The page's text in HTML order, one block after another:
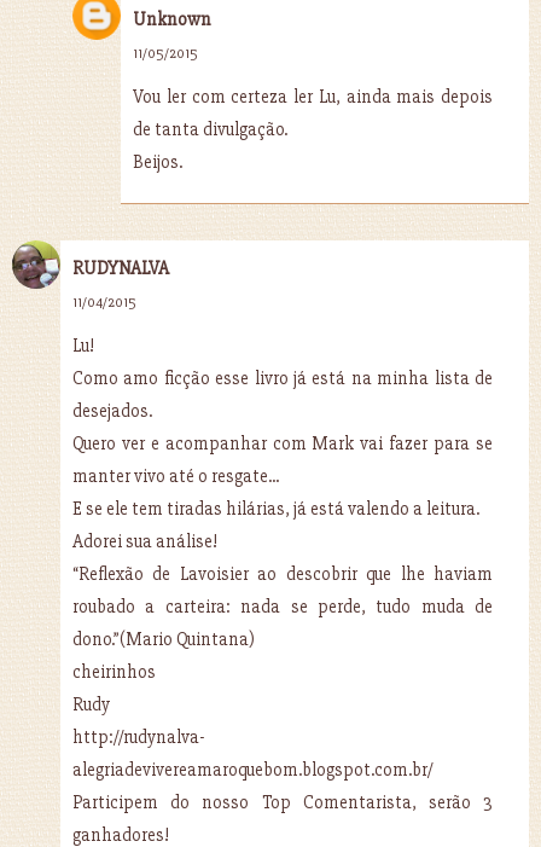
Unknown
11/05/2015
Vou ler com certeza ler Lu, ainda mais depois
de tanta divulgação.
Beijos.
RUDYNALVA
11/04/2015
Lu!
Como amo ficção esse livro já está na minha lista de
desejados.
Quero ver e acompanhar com Mark vai fazer para se
manter vivo até o resgate...
E se ele tem tiradas hilárias, já está valendo a leitura.
Adorei sua análise!
“Reflexão de Lavoisier ao descobrir que lhe haviam
roubado a carteira: nada se perde, tudo muda de
dono.”(Mario Quintana)
cheirinhos
Rudy
http://rudynalva-
alegriadevivereamaroquebom.blogspot.com.br/
Participem do nosso Top Comentarista, serão 3
ganhadores!